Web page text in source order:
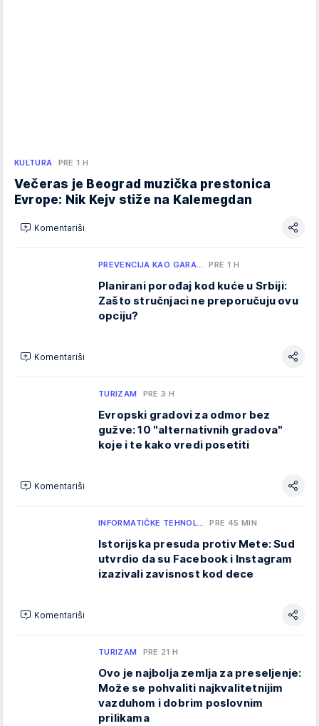
KULTURA PRE 1 H
Večeras je Beograd muzička prestonica
Evrope: Nik Kejv stiže na Kalemegdan
Komentariši
PREVENCIJA KAO GARA… PRE 1 H
Planirani porođaj kod kuće u Srbiji:
Zašto stručnjaci ne preporučuju ovu
opciju?
Komentariši
TURIZAM PRE 3 H
Evropski gradovi za odmor bez
gužve: 10 "alternativnih gradova"
koje i te kako vredi posetiti
Komentariši
INFORMATIČKE TEHNOL… PRE 45 MIN
Istorijska presuda protiv Mete: Sud
utvrdio da su Facebook i Instagram
izazivali zavisnost kod dece
Komentariši
TURIZAM PRE 21 H
Ovo je najbolja zemlja za preseljenje:
Može se pohvaliti najkvalitetnijim
vazduhom i dobrim poslovnim
prilikama